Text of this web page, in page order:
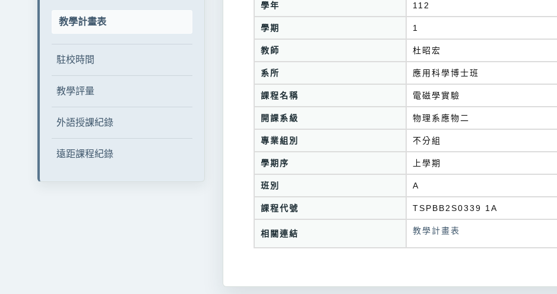
教學計畫表
駐校時間
教學評量
外語授課紀錄
遠距課程紀錄
學年 112
學期 1
教師 杜昭宏
系所 應用科學博士班
課程名稱 電磁學實驗
開課系級 物理系應物二
專業組別 不分組
學期序 上學期
班別 A
課程代號 TSPBB2S0339 1A
相關連結 教學計畫表